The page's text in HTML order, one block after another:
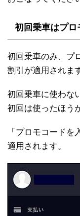
初回乗車はプロ
初回乗車のみ、プ
割引が適用されま
初回乗車に使わな
初回は使ったほう
「プロモコード
適用されます。